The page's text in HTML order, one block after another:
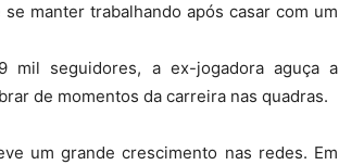
manter trabalhando após casar com um
seguidores, a ex-jogadora aguça a
de momentos da carreira nas quadras.
um grande crescimento nas redes. Em